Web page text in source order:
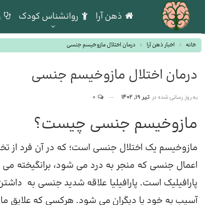
ذهن آرا روانشناس کودک
خانه اخبار ذهن آرا درمان اختلال مازوخیسم جنسی
درمان اختلال مازوخیسم جنسی
به روز رسانی شده در تیر 19, 1402
مازوخیسم جنسی چیست؟
مازوخیسم یک اختلال جنسی است؛ که در آن فرد از
اعمال جنسی که منجر به درد می شود، برانگیخته
پارافیلیک است. پارافیلیا علاقه شدید جنسی به
آسیب به خود یا دیگران می شود. هرکسی که علایق